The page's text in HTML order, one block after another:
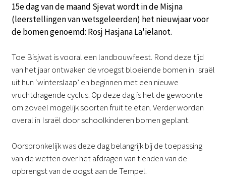
15e dag van de maand Sjevat wordt in de Misjna
(leerstellingen van wetsgeleerden) het nieuwjaar voor
de bomen genoemd: Rosj Hasjana La'ielanot.
Toe Bisjwat is vooral een landbouwfeest. Rond deze tijd
van het jaar ontwaken de vroegst bloeiende bomen in Israël
uit hun ‘winterslaap’ en beginnen met een nieuwe
vruchtdragende cyclus. Op deze dag is het de gewoonte
om zoveel mogelijk soorten fruit te eten. Verder worden
overal in Israël door schoolkinderen bomen geplant.
Oorspronkelijk was deze dag belangrijk bij de toepassing
van de wetten over het afdragen van tienden van de
opbrengst van de oogst aan de Tempel.